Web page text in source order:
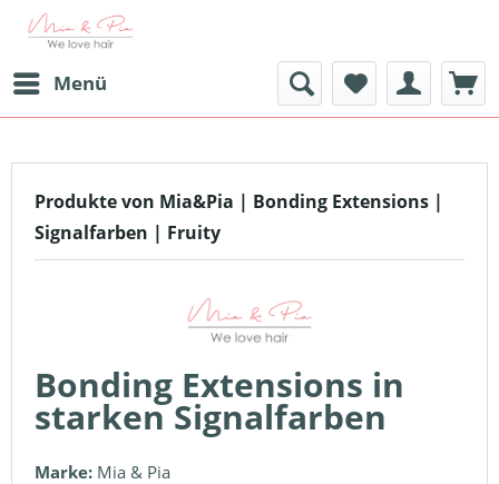
Menü
Produkte von Mia&Pia | Bonding Extensions |
Signalfarben | Fruity
Bonding Extensions in
starken Signalfarben
Marke: Mia & Pia